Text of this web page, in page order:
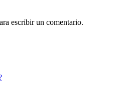
escribir un comentario.